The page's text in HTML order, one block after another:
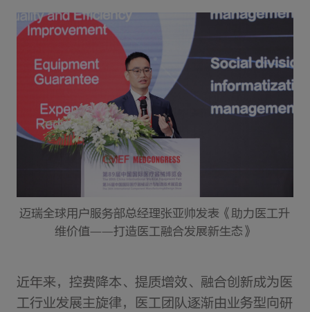
迈瑞全球用户服务部总经理张亚帅发表《助力医工升
维价值——打造医工融合发展新生态》
近年来，控费降本、提质增效、融合创新成为医
工行业发展主旋律，医工团队逐渐由业务型向研